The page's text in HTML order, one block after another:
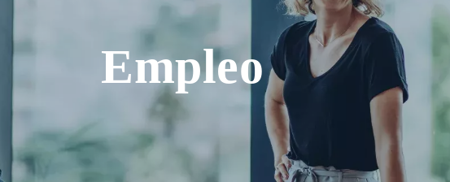
Empleo